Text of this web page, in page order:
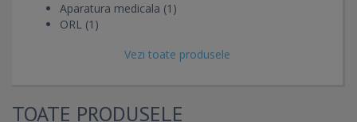
Aparatura medicala (1)
ORL (1)
Vezi toate produsele
TOATE PRODUSELE